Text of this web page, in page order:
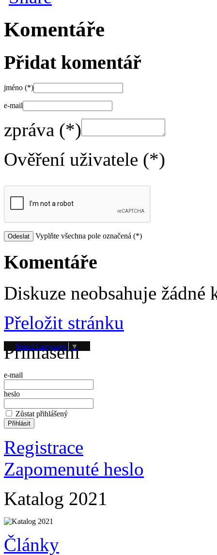
Komentáře
Přidat komentář
jméno (*)
e-mail
zpráva (*)
Ověření uživatele (*)
Vyplňte všechna pole označená (*)
Komentáře
Diskuze neobsahuje žádné
Přeložit stránku
Select Language ▼
Přihlášení
e-mail
heslo
Zůstat přihlášený
Registrace
Zapomenuté heslo
Katalog 2021
Články